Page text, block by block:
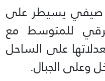
صيفي يسيطر على
للمتوسط مع
على الساحل
وعلى الجبال.